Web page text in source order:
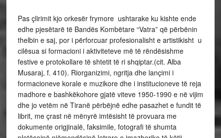
Pas çlirimit kjo orkesër frymore ushtarake ku kishte ende
edhe pjesëtarë të Bandës Kombëtare “Vatra” që përbënin
thelbin e saj, por i përforcuar profesionalisht e artistikisht u
cilësua si formacioni i aktiviteteve më të rëndësishme
festive e protokollare të shtetit të ri shqiptar.(cit. Alba
Musaraj, f. 410). Riorganizimi, ngritja dhe lançimi i
formacioneve korale e muzikore dhe i institucioneve të reja
madhore e bashkëkohore gjatë viteve 1950-1990 e në vijim
dhe jo vetëm në Tiranë përbëjnë edhe pasazhet e fundit të
librit, me çrast në mënyrë imtësisht të provuara me
dokumente origjinalë, faksimile, fotografi të shumta